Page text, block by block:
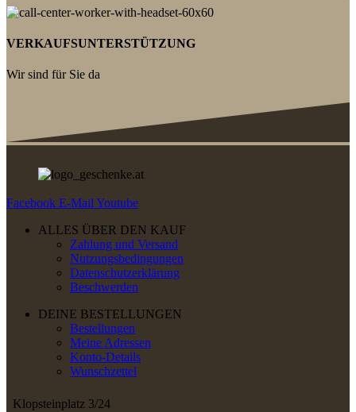
VERKAUFSUNTERSTÜTZUNG
Wir sind für Sie da
Facebook E-Mail Youtube
ALLES ÜBER DEN KAUF
Zahlung und Versand
Nutzungsbedingungen
Datenschutzerklärung
Beschwerden
DEINE BESTELLUNGEN
Bestellungen
Meine Adressen
Konto-Details
Wunschzettel
Klopsteinplatz 3/24